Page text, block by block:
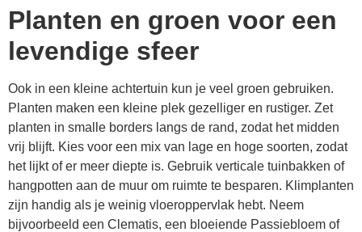
Planten en groen voor een
levendige sfeer
Ook in een kleine achtertuin kun je veel groen gebruiken.
Planten maken een kleine plek gezelliger en rustiger. Zet
planten in smalle borders langs de rand, zodat het midden
vrij blijft. Kies voor een mix van lage en hoge soorten, zodat
het lijkt of er meer diepte is. Gebruik verticale tuinbakken of
hangpotten aan de muur om ruimte te besparen. Klimplanten
zijn handig als je weinig vloeroppervlak hebt. Neem
bijvoorbeeld een Clematis, een bloeiende Passiebloem of